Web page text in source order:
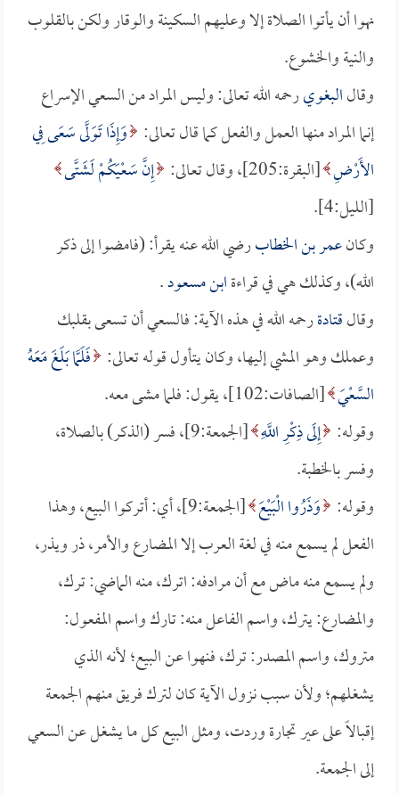
نهوا أن يأتوا الصلاة إلا وعليهم السكينة والوقار ولكن بالقلوب
والنية والخشوع.
وقالالبغويرحمه الله تعالى: وليس المراد من السعي الإسراع
إنما المراد منها العمل والفعل كما قال تعالى: وَإِذَا تَوَلَّى سَعَى فِي
الأَرْضِ [البقرة:205]، وقال تعالى:
إِنَّ سَعْيَكُمْ لَشَتَّى
[الليل:4].
وكانعمر بن الخطابرضي الله عنه يقرأ: (فامضوا إلى ذكر
الله)، وكذلك هي في قراءةابن مسعود.
وقالقتادةرحمه الله في هذه الآية: فالسعي أن تسعى بقلبك
وعملك وهو المشي إليها، وكان يتأول قوله تعالى: فَلَمَّا بَلَغَ مَعَهُ
السَّعْيَ [الصافات:102]، يقول: فلما مشى معه.
وقوله: إِلَى ذِكْرِ اللَّهِ
[الجمعة:9]، فسر (الذكر) بالصلاة،
وفسر بالخطبة.
وقوله: وَذَرُوا الْبَيْعَ
[الجمعة:9]، أي: أتركوا البيع، وهذا
الفعل لم يسمع منه في لغة العرب إلا المضارع والأمر، ذر ويذر،
ولم يسمع منه ماض مع أن مرادفه: اترك، منه الماضي: ترك،
والمضارع: يترك، واسم الفاعل منه: تارك واسم المفعول:
متروك، واسم المصدر: ترك، فنهوا عن البيع؛ لأنه الذي
يشغلهم؛ ولأن سبب نزول الآية كان لترك فريق منهم الجمعة
إقبالاً على عير تجارة وردت، ومثل البيع كل ما يشغل عن السعي
إلى الجمعة.